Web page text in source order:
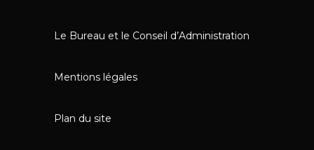
Le Bureau et le Conseil d’Administration
Mentions légales
Plan du site